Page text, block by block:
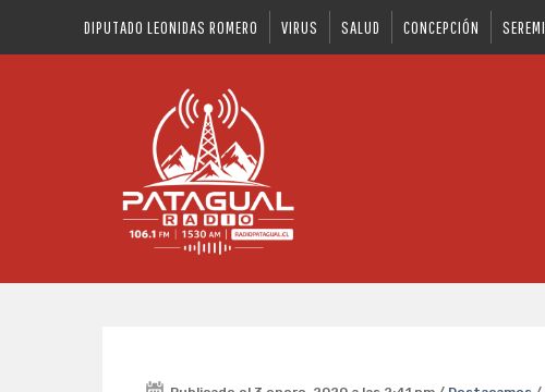
DIPUTADO LEONIDAS ROMERO VIRUS SALUD CONCEPCIÓN SEREMI